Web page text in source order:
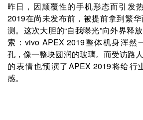
昨日，因颠覆性的手机形态而引发
2019在尚未发布前，被提前拿到繁
测。这次大胆的“自我曝光”向外界释
索：vivo APEX 2019整体机身浑然
孔，像一整块圆润的玻璃。而受访路
的表情也预演了APEX 2019将给行
感。